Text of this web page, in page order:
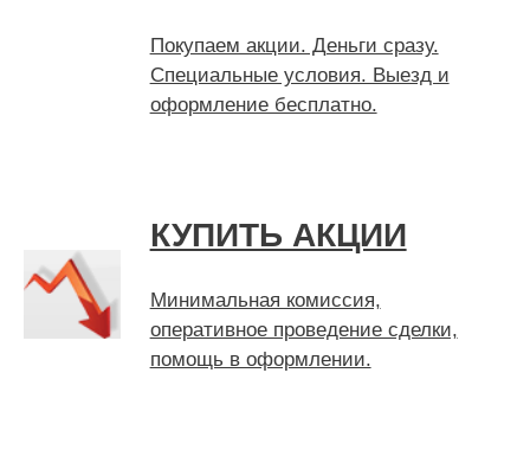
Покупаем акции. Деньги сразу.
Специальные условия. Выезд и
оформление бесплатно.
КУПИТЬ АКЦИИ
Минимальная комиссия,
оперативное проведение сделки,
помощь в оформлении.